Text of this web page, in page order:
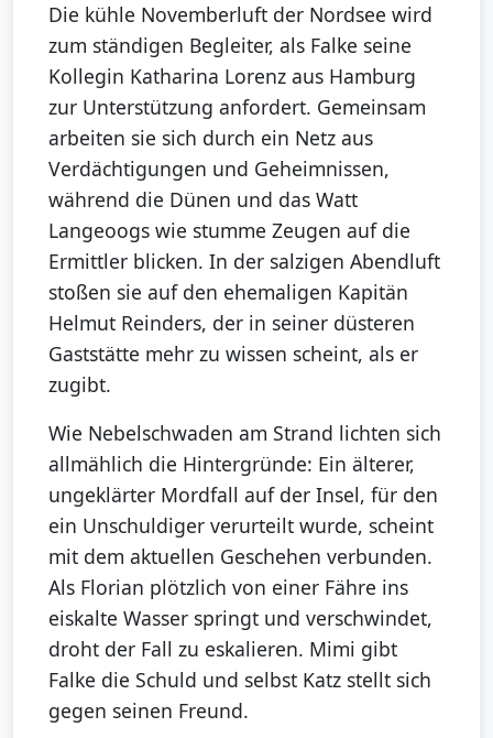
Die kühle Novemberluft der Nordsee wird
zum ständigen Begleiter, als Falke seine
Kollegin Katharina Lorenz aus Hamburg
zur Unterstützung anfordert. Gemeinsam
arbeiten sie sich durch ein Netz aus
Verdächtigungen und Geheimnissen,
während die Dünen und das Watt
Langeoogs wie stumme Zeugen auf die
Ermittler blicken. In der salzigen Abendluft
stoßen sie auf den ehemaligen Kapitän
Helmut Reinders, der in seiner düsteren
Gaststätte mehr zu wissen scheint, als er
zugibt.
Wie Nebelschwaden am Strand lichten sich
allmählich die Hintergründe: Ein älterer,
ungeklärter Mordfall auf der Insel, für den
ein Unschuldiger verurteilt wurde, scheint
mit dem aktuellen Geschehen verbunden.
Als Florian plötzlich von einer Fähre ins
eiskalte Wasser springt und verschwindet,
droht der Fall zu eskalieren. Mimi gibt
Falke die Schuld und selbst Katz stellt sich
gegen seinen Freund.